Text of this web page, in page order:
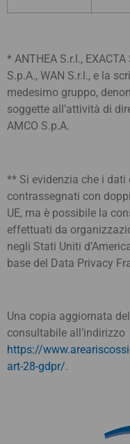
* ANTHEA S.r.l.,
S.p.A., WAN S.r.l., e la
medesimo gruppo,
soggette all’attività di
AMCO S.p.A.
** Si evidenzia che i
contrassegnati con
UE, ma è possibile la
effettuati da
negli Stati Uniti
base del Data Privacy
Una copia aggiornata
consultabile all’indirizzo
https://
art-28-gdpr/.